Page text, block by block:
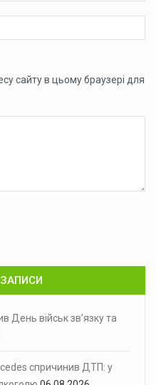
сайту в цьому браузері для
День військ зв’язку та
спричинив ДТП: у